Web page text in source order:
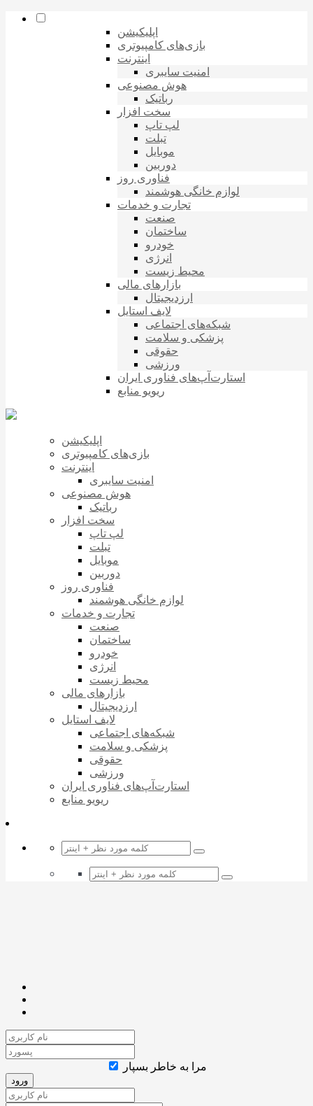
اپلیکیشن
بازی‌های کامپیوتری
اینترنت
امنیت سایبری
هوش مصنوعی
رباتیک
سخت افزار
لپ تاپ
تبلت
موبایل
دوربین
فناوری روز
لوازم خانگی هوشمند
تجارت و خدمات
صنعت
ساختمان
خودرو
انرژی
محیط زیست
بازارهای مالی
ارزدیجیتال
لایف استایل
شبکه‌های اجتماعی
پزشکی و سلامت
حقوقی
ورزشی
استارت‌آپ‌های فناوری ایران
ریویو منابع
اپلیکیشن
بازی‌های کامپیوتری
اینترنت
امنیت سایبری
هوش مصنوعی
رباتیک
سخت افزار
لپ تاپ
تبلت
موبایل
دوربین
فناوری روز
لوازم خانگی هوشمند
تجارت و خدمات
صنعت
ساختمان
خودرو
انرژی
محیط زیست
بازارهای مالی
ارزدیجیتال
لایف استایل
شبکه‌های اجتماعی
پزشکی و سلامت
حقوقی
ورزشی
استارت‌آپ‌های فناوری ایران
ریویو منابع
مرا به خاطر بسپار